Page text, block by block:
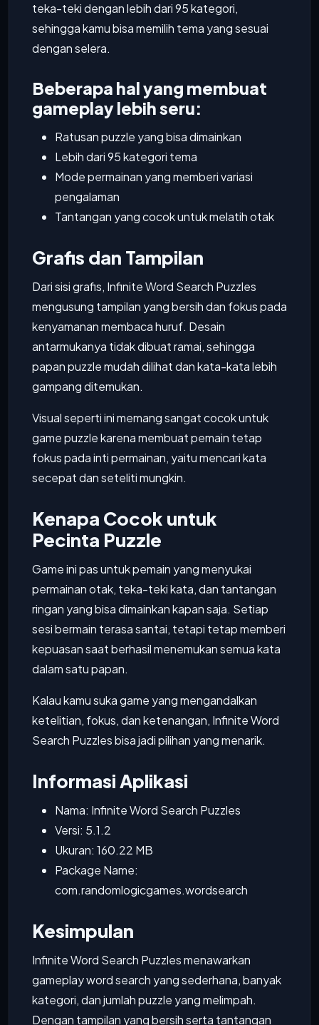
teka-teki dengan lebih dari 95 kategori,
sehingga kamu bisa memilih tema yang sesuai
dengan selera.
Beberapa hal yang membuat
gameplay lebih seru:
Ratusan puzzle yang bisa dimainkan
Lebih dari 95 kategori tema
Mode permainan yang memberi variasi
pengalaman
Tantangan yang cocok untuk melatih otak
Grafis dan Tampilan
Dari sisi grafis, Infinite Word Search Puzzles
mengusung tampilan yang bersih dan fokus pada
kenyamanan membaca huruf. Desain
antarmukanya tidak dibuat ramai, sehingga
papan puzzle mudah dilihat dan kata-kata lebih
gampang ditemukan.
Visual seperti ini memang sangat cocok untuk
game puzzle karena membuat pemain tetap
fokus pada inti permainan, yaitu mencari kata
secepat dan seteliti mungkin.
Kenapa Cocok untuk
Pecinta Puzzle
Game ini pas untuk pemain yang menyukai
permainan otak, teka-teki kata, dan tantangan
ringan yang bisa dimainkan kapan saja. Setiap
sesi bermain terasa santai, tetapi tetap memberi
kepuasan saat berhasil menemukan semua kata
dalam satu papan.
Kalau kamu suka game yang mengandalkan
ketelitian, fokus, dan ketenangan, Infinite Word
Search Puzzles bisa jadi pilihan yang menarik.
Informasi Aplikasi
Nama: Infinite Word Search Puzzles
Versi: 5.1.2
Ukuran: 160.22 MB
Package Name:
com.randomlogicgames.wordsearch
Kesimpulan
Infinite Word Search Puzzles menawarkan
gameplay word search yang sederhana, banyak
kategori, dan jumlah puzzle yang melimpah.
Dengan tampilan yang bersih serta tantangan